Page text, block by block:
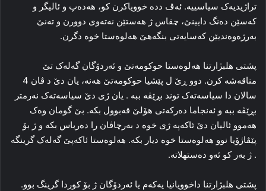
تراژیدیه‌ک سیاسییه‌. ئه‌ڤ ددە خوویاکرن کو، هەدەپ و ئالیگر و
که‌سێن ده‌نگ دایینێ، چقاس ژ هه‌ستێن نه‌ته‌وی دوورن و ته‌نێ
به‌رژه‌وه‌ندیێن که‌سایه‌تی بنگه‌هێ هه‌لوه‌ستا خوه‌ دگرن.
پشتی هلبژارتنا هه‌لوه‌ستا حوکومه‌تێ و ئه‌ردۆگان گه‌له‌ک تێ
مناقه‌شه‌ کرن. دوو ڕێ ل پێشیا حوکومه‌تێ هه‌نه‌، یان دێ د ڤان 4
سالان دا سیاسه‌ته‌ک توند بڕێڤه‌ ببه‌ . یان ژی دێ سیاسه‌ته‌ک نه‌رمتر
بڕێڤه‌ ببه‌ و ئه‌نجاما ده‌رکه‌تی هۆلێ قه‌بوول بکه‌. بێ گومان وه‌ک
هه‌موو ئالیان دێ ئاکەپە ژی خوه‌ د به‌رچاڤان را ده‌رباس بکه‌ و ژ بۆ
پێڤاژۆیا نوو هه‌لوه‌ستا خوه‌ دیار بکه‌. هه‌لوه‌ستا ئاکەپێ گه‌له‌ک گرینگه‌
. ژ به‌ر کو ئەو ده‌ستهلاته‌.
پشتی هلبژارتنا داخوویانیا یه‌که‌م یا ئه‌ردۆگان ژ بۆ کوردا گرینگ بوو.